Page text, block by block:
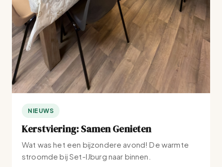
NIEUWS
Kerstviering: Samen Genieten
Wat was het een bijzondere avond! De warmte
stroomde bij Set-IJburg naar binnen.